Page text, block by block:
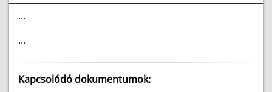
...
...
Kapcsolódó dokumentumok: